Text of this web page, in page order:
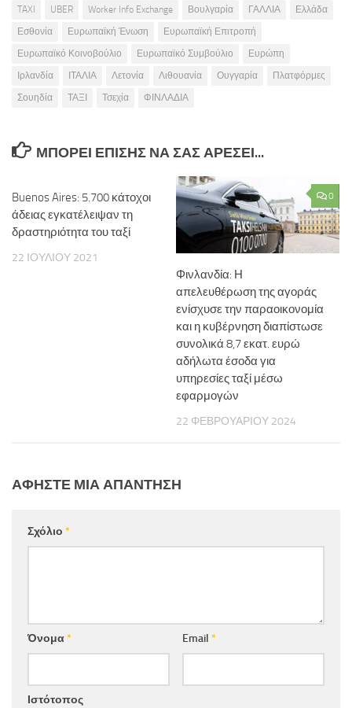
TAXI
UBER Worker Info Exchange Βουλγαρία ΓΑΛΛΙΑ
Ελλάδα
Εσθονία
Ευρωπαϊκή Ένωση
Ευρωπαϊκή Επιτροπή
Ευρωπαϊκό Κοινοβούλιο
Ευρωπαϊκό Συμβούλιο
Ευρώπη
Ιρλανδία
ΙΤΑΛΙΑ Λετονία Λιθουανία Ουγγαρία
Πλατφόρμες
Σουηδία
ΤΑΞΙ Τσεχία ΦΙΝΛΑΔΙΑ
ΜΠΟΡΕΊ ΕΠΊΣΗΣ ΝΑ ΣΑΣ ΑΡΈΣΕΙ...
Buenos Aires: 5.700 κάτοχοι
άδειας εγκατέλειψαν τη
δραστηριότητα του ταξί
22 ΙΟΥΛΊΟΥ 2021
0
Φινλανδία: Η
απελευθέρωση της αγοράς
ενίσχυσε την παραοικονομία
και η κυβέρνηση διαπίστωσε
συνολικά 8,7 εκατ. ευρώ
αδήλωτα έσοδα για
υπηρεσίες ταξί μέσω
εφαρμογών
22 ΦΕΒΡΟΥΑΡΊΟΥ 2024
ΑΦΉΣΤΕ ΜΙΑ ΑΠΆΝΤΗΣΗ
Σχόλιο *
Όνομα* Email *
Ιστότοπος